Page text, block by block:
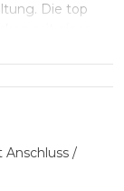
Die top
Flügeltüren,
des
Der
und
historische
Anschluss /